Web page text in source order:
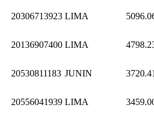
20306713923 LIMA
20136907400 LIMA
20530811183 JUNIN
20556041939 LIMA